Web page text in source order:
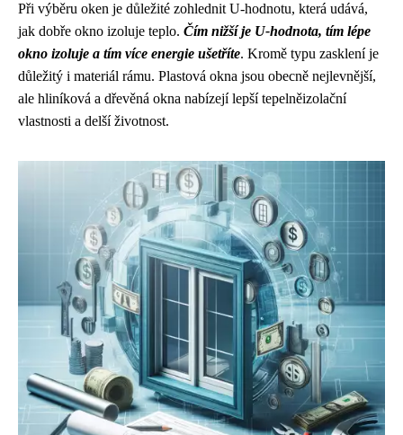
Při výběru oken je důležité zohlednit U-hodnotu, která udává,
jak dobře okno izoluje teplo. Čím nižší je U-hodnota, tím lépe
okno izoluje a tím více energie ušetříte. Kromě typu zasklení je
důležitý i materiál rámu. Plastová okna jsou obecně nejlevnější,
ale hliníková a dřevěná okna nabízejí lepší tepelněizolační
vlastnosti a delší životnost.